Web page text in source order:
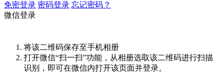
免密登录 密码登录 忘记密码？
微信登录
将该二维码保存至手机相册
打开微信“扫一扫”功能，从相册选取该二维码进行扫描
识别，即可在微信内打开该页面并登录。